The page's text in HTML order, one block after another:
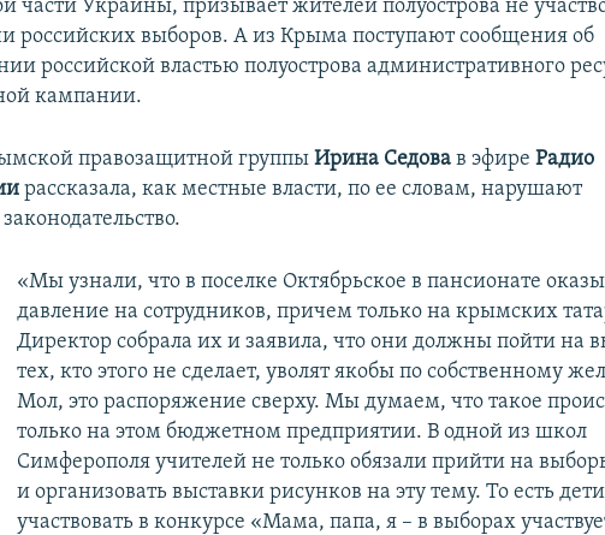
части Украины, призывает жителей полуострова не
российских выборов. А из Крыма поступают сообщения об
российской властью полуострова административного
кампании.
правозащитной группыИрина Седова в эфиреРадио
рассказала, как местные власти, по ее словам, нарушают
«Мы узнали, что в поселке Октябрьское в пансионате
давление на сотрудников, причем только на крымских
Директор собрала их и заявила, что они должны пойти на
тех, кто этого не сделает, уволят якобы по собственному
Мол, это распоряжение сверху. Мы думаем, что такое
только на этом бюджетном предприятии. В одной из школ
Симферополя учителей не только обязали прийти на
и организовать выставки рисунков на эту тему. То есть
участвовать в конкурсе «Мама, папа, я – в выборах